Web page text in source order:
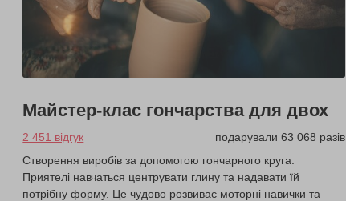
Майстер-клас гончарства для двох
2 451 відгук
подарували 63 068 разів
Створення виробів за допомогою гончарного круга.
Приятелі навчаться центрувати глину та надавати їй
потрібну форму. Це чудово розвиває моторні навички та